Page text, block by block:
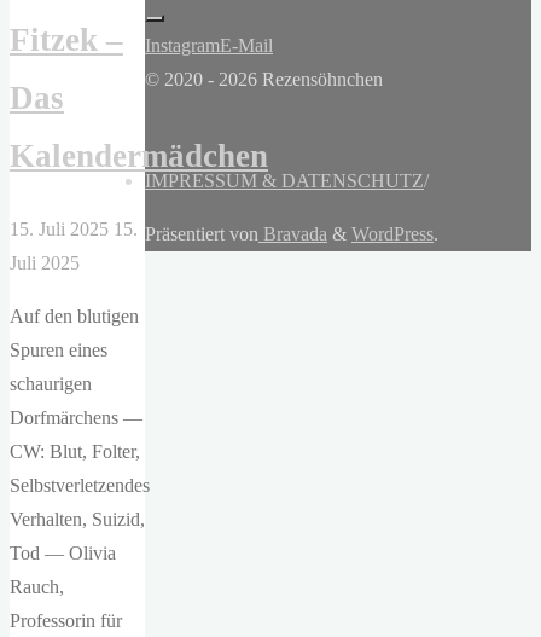
Fitzek –
Das
Kalendermädchen
15. Juli 2025 15.
Juli 2025
Auf den blutigen
Spuren eines
schaurigen
Dorfmärchens —
CW: Blut, Folter,
Selbstverletzendes
Verhalten, Suizid,
Tod — Olivia
Rauch,
Professorin für
InstagramE-Mail
© 2020 - 2026 Rezensöhnchen
IMPRESSUM & DATENSCHUTZ/
Präsentiert von Bravada & WordPress.